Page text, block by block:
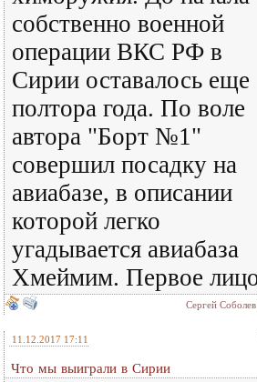
собственно военной
операции ВКС РФ в
Сирии оставалось еще
полтора года. По воле
автора "Борт №1"
совершил посадку на
авиабазе, в описании
которой легко
угадывается авиабаза
Хмеймим. Первое
Сергей Соболев
11.12.2017 17:11
Что мы выиграли в Сирии